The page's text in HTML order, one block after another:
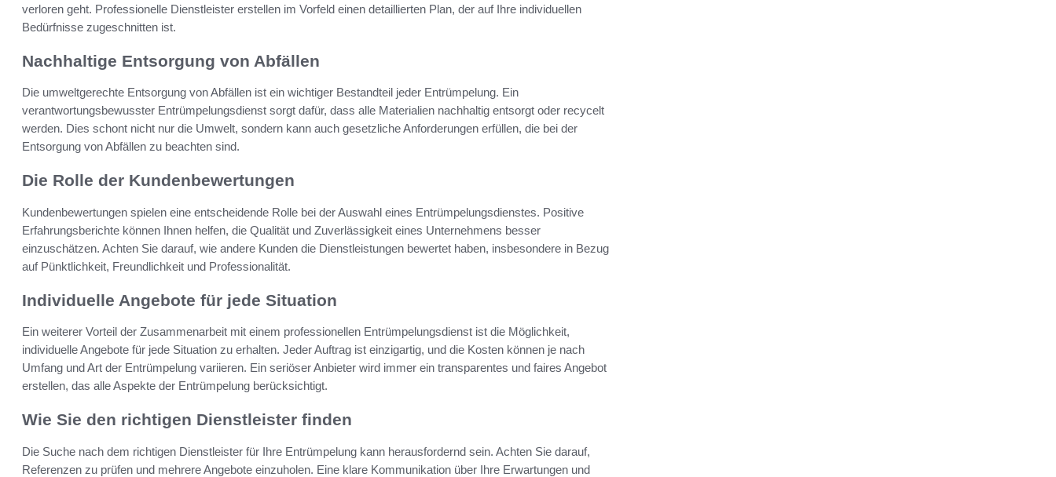
verloren geht. Professionelle Dienstleister erstellen im Vorfeld einen detaillierten Plan, der auf Ihre individuellen
Bedürfnisse zugeschnitten ist.
Nachhaltige Entsorgung von Abfällen
Die umweltgerechte Entsorgung von Abfällen ist ein wichtiger Bestandteil jeder Entrümpelung. Ein
verantwortungsbewusster Entrümpelungsdienst sorgt dafür, dass alle Materialien nachhaltig entsorgt oder recycelt
werden. Dies schont nicht nur die Umwelt, sondern kann auch gesetzliche Anforderungen erfüllen, die bei der
Entsorgung von Abfällen zu beachten sind.
Die Rolle der Kundenbewertungen
Kundenbewertungen spielen eine entscheidende Rolle bei der Auswahl eines Entrümpelungsdienstes. Positive
Erfahrungsberichte können Ihnen helfen, die Qualität und Zuverlässigkeit eines Unternehmens besser
einzuschätzen. Achten Sie darauf, wie andere Kunden die Dienstleistungen bewertet haben, insbesondere in Bezug
auf Pünktlichkeit, Freundlichkeit und Professionalität.
Individuelle Angebote für jede Situation
Ein weiterer Vorteil der Zusammenarbeit mit einem professionellen Entrümpelungsdienst ist die Möglichkeit,
individuelle Angebote für jede Situation zu erhalten. Jeder Auftrag ist einzigartig, und die Kosten können je nach
Umfang und Art der Entrümpelung variieren. Ein seriöser Anbieter wird immer ein transparentes und faires Angebot
erstellen, das alle Aspekte der Entrümpelung berücksichtigt.
Wie Sie den richtigen Dienstleister finden
Die Suche nach dem richtigen Dienstleister für Ihre Entrümpelung kann herausfordernd sein. Achten Sie darauf,
Referenzen zu prüfen und mehrere Angebote einzuholen. Eine klare Kommunikation über Ihre Erwartungen und